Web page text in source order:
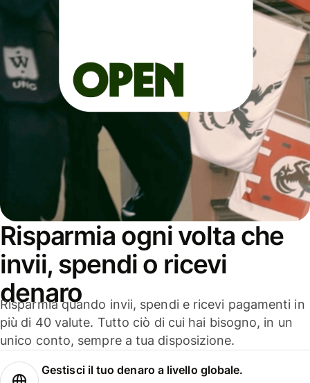
Risparmia ogni volta che
invii, spendi o ricevi
denaro
Risparmia quando invii, spendi e ricevi pagamenti in
più di 40 valute. Tutto ciò di cui hai bisogno, in un
unico conto, sempre a tua disposizione.
Gestisci il tuo denaro a livello globale.